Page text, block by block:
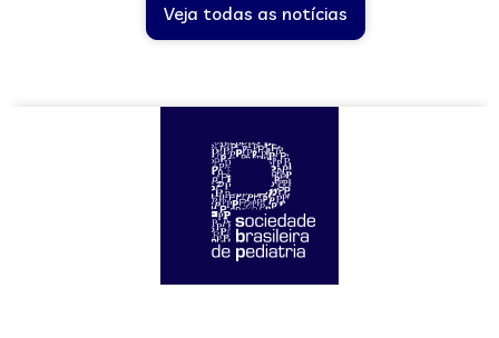
Veja todas as notícias